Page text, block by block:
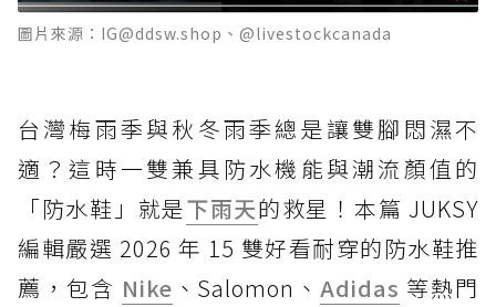
圖片來源：IG@ddsw.shop、@livestockcanada
台灣梅雨季與秋冬雨季總是讓雙腳悶濕不
適？這時一雙兼具防水機能與潮流顏值的
「防水鞋」就是下雨天的救星！本篇 JUKSY
編輯嚴選 2026 年 15 雙好看耐穿的防水鞋推
薦，包含 Nike 、Salomon、Adidas 等熱門